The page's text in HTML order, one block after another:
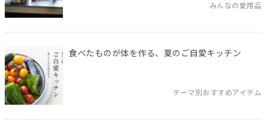
みんなの愛用品
食べたものが体を作る、夏のご自愛キッチン
テーマ別おすすめアイテム